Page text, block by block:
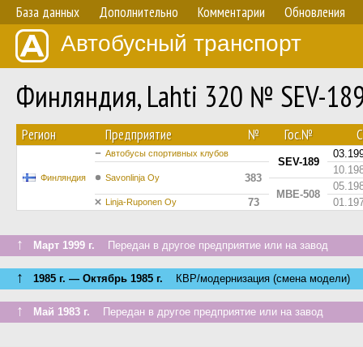
База данных Дополнительно Комментарии Обновления
Автобусный транспорт
Финляндия, Lahti 320 № SEV-
Регион Предприятие № Гос.№
Финляндия
Автобусы спортивных клубов
SEV-189
Savonlinja Oy 383
MBE-508
Linja-Ruponen Oy 73
↑ Март 1999 г. Передан в другое предприятие или на завод
↑ 1985 г. — Октябрь 1985 г. КВР/модернизация (смена модели)
↑ Май 1983 г. Передан в другое предприятие или на завод